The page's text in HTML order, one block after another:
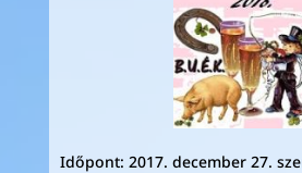
Időpont: 2017. december 27.